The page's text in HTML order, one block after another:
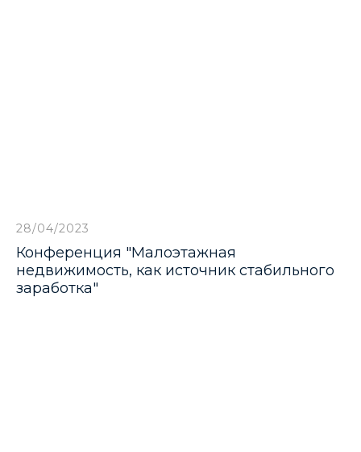
28/04/2023
Конференция "Малоэтажная
недвижимость, как источник стабильного
заработка"